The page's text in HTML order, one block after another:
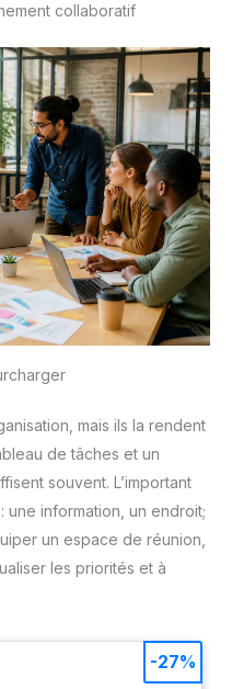
collaboratif
mais ils la rendent
de tâches et un
souvent. L’important
une information, un endroit;
un espace de réunion,
les priorités et à
-27%